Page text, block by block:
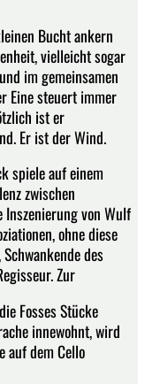
Bucht ankern
vielleicht sogar
im gemeinsamen
Eine steuert immer
ist er
Er ist der Wind.
spiele auf einem
zwischen
von Wulf
ohne diese
des
Zur
Fosses Stücke
innewohnt, wird
auf dem Cello